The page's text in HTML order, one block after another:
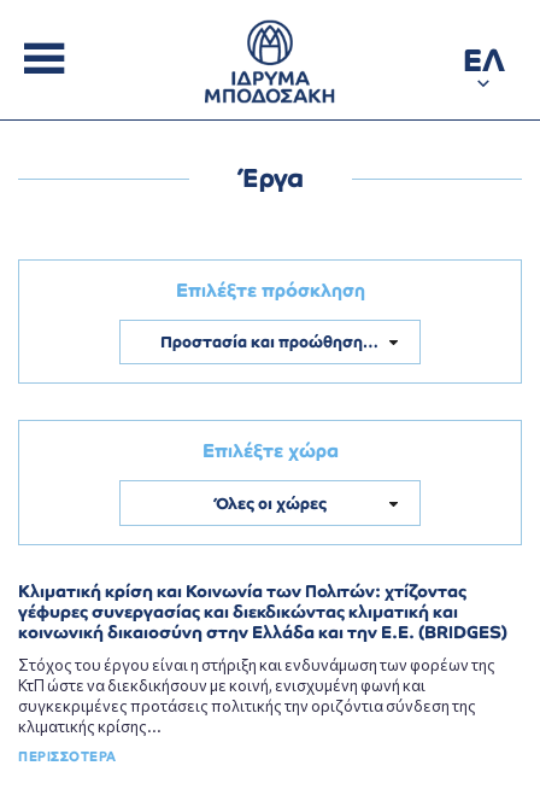
ΕΛ
Έργα
Επιλέξτε πρόσκληση
Προστασία και προώθηση των δικαιωμάτων και των αξιών της Ευρωπαϊκής Ένωσης
Επιλέξτε χώρα
Όλες οι χώρες
Κλιματική κρίση και Κοινωνία των Πολιτών: χτίζοντας
γέφυρες συνεργασίας και διεκδικώντας κλιματική και
κοινωνική δικαιοσύνη στην Ελλάδα και την Ε.E. (BRIDGES)
Στόχος του έργου είναι η στήριξη και ενδυνάμωση των φορέων της
ΚτΠ ώστε να διεκδικήσουν με κοινή, ενισχυμένη φωνή και
συγκεκριμένες προτάσεις πολιτικής την οριζόντια σύνδεση της
κλιματικής κρίσης...
ΠΕΡΙΣΣΟΤΕΡΑ